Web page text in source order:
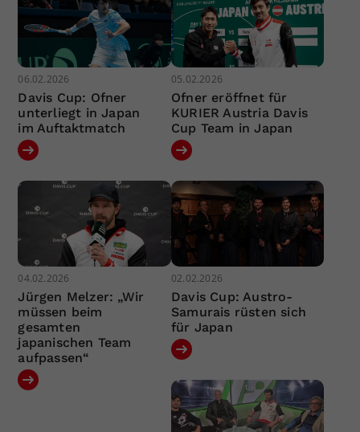
06.02.2026
Davis Cup: Ofner
unterliegt in Japan
im Auftaktmatch
05.02.2026
Ofner eröffnet für
KURIER Austria Davis
Cup Team in Japan
04.02.2026
Jürgen Melzer: „Wir
müssen beim
gesamten
japanischen Team
aufpassen“
02.02.2026
Davis Cup: Austro-
Samurais rüsten sich
für Japan